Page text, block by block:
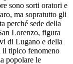
sono sorti oratori e
ma sopratutto gli
perché sede della
Lorenzo, figura
di Lugano e della
il tipico fenomeno
popolare le